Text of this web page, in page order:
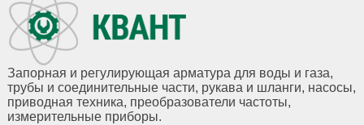
Запорная и регулирующая арматура для воды и газа,
трубы и соединительные части, рукава и шланги, насосы,
приводная техника, преобразователи частоты,
измерительные приборы.